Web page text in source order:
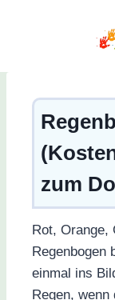
zum
Rot, Orange,
Regenbogen
einmal ins
Regen,